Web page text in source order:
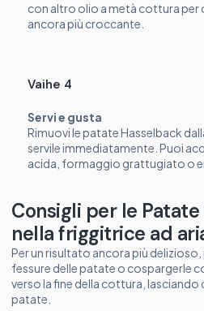
con altro olio a metà cottura per
ancora più croccante.
Vaihe 4
Servi e gusta
Rimuovi le patate Hasselback
servile immediatamente. Puoi
acida, formaggio grattugiato o
Consigli per le
nella friggitrice ad
Per un risultato ancora più
fessure delle patate o cospargerle
verso la fine della cottura, lasciando
patate.